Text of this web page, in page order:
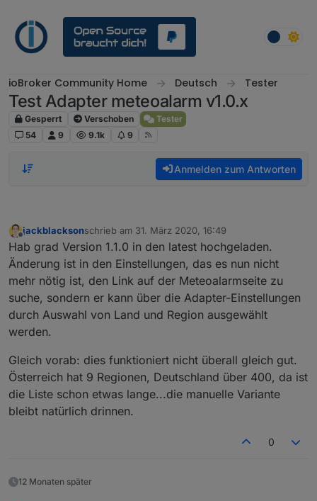
ioBroker Community Home Deutsch Tester
Test Adapter meteoalarm v1.0.x
Gesperrt Verschoben
Tester
54
9 9.1k 9
Anmelden zum Antworten
Offline
jackblacksonschrieb am 31. März 2020, 16:49
zuletzt editiert von
Hab grad Version 1.1.0 in den latest hochgeladen.
Änderung ist in den Einstellungen, das es nun nicht
mehr nötig ist, den Link auf der Meteoalarmseite zu
suche, sondern er kann über die Adapter-Einstellungen
durch Auswahl von Land und Region ausgewählt
werden.
Gleich vorab: dies funktioniert nicht überall gleich gut.
Österreich hat 9 Regionen, Deutschland über 400, da ist
die Liste schon etwas lange...die manuelle Variante
bleibt natürlich drinnen.
0
12 Monaten später